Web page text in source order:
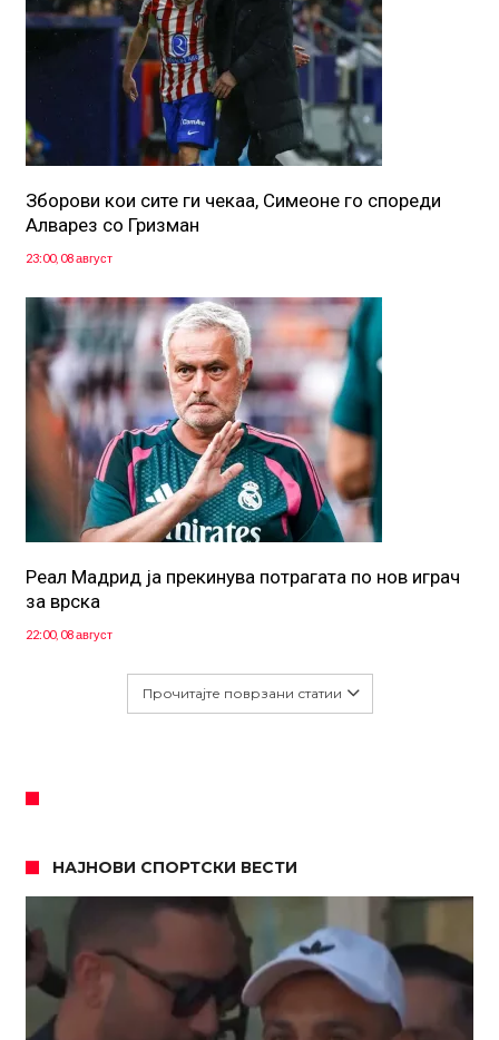
Зборови кои сите ги чекаа, Симеоне го спореди
Алварез со Гризман
23:00, 08 август
Реал Мадрид ја прекинува потрагата по нов играч
за врска
22:00, 08 август
Прочитајте поврзани статии
НАЈНОВИ СПОРТСКИ ВЕСТИ